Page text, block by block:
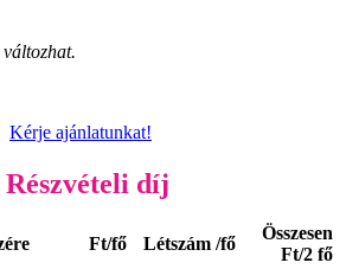
Kérje ajánlatunkat!
Részvételi díj
Ft/fő Létszám /fő
Összesen
Ft/2 fő